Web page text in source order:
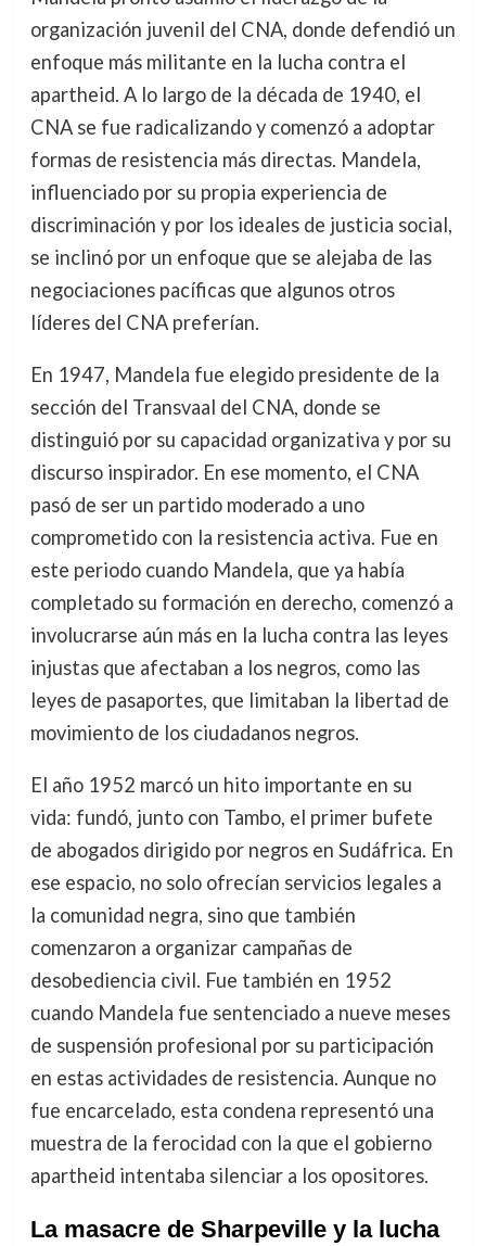
organización juvenil del CNA, donde defendió un
enfoque más militante en la lucha contra el
apartheid. A lo largo de la década de 1940, el
CNA se fue radicalizando y comenzó a adoptar
formas de resistencia más directas. Mandela,
influenciado por su propia experiencia de
discriminación y por los ideales de justicia social,
se inclinó por un enfoque que se alejaba de las
negociaciones pacíficas que algunos otros
líderes del CNA preferían.
En 1947, Mandela fue elegido presidente de la
sección del Transvaal del CNA, donde se
distinguió por su capacidad organizativa y por su
discurso inspirador. En ese momento, el CNA
pasó de ser un partido moderado a uno
comprometido con la resistencia activa. Fue en
este periodo cuando Mandela, que ya había
completado su formación en derecho, comenzó a
involucrarse aún más en la lucha contra las leyes
injustas que afectaban a los negros, como las
leyes de pasaportes, que limitaban la libertad de
movimiento de los ciudadanos negros.
El año 1952 marcó un hito importante en su
vida: fundó, junto con Tambo, el primer bufete
de abogados dirigido por negros en Sudáfrica. En
ese espacio, no solo ofrecían servicios legales a
la comunidad negra, sino que también
comenzaron a organizar campañas de
desobediencia civil. Fue también en 1952
cuando Mandela fue sentenciado a nueve meses
de suspensión profesional por su participación
en estas actividades de resistencia. Aunque no
fue encarcelado, esta condena representó una
muestra de la ferocidad con la que el gobierno
apartheid intentaba silenciar a los opositores.
La masacre de Sharpeville y la lucha